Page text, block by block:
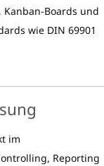
Kanban-Boards und
wie DIN 69901
im
Reporting